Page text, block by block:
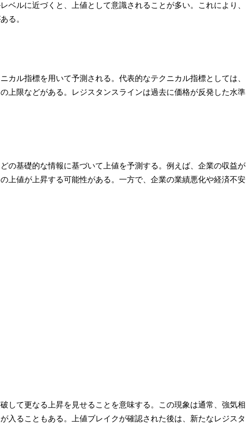
ベルに近づくと、上値として意識されることが多い。これにより、
る。
カル指標を用いて予測される。代表的なテクニカル指標としては、
上限などがある。レジスタンスラインは過去に価格が反発した水準
の基礎的な情報に基づいて上値を予測する。例えば、企業の収益が
上値が上昇する可能性がある。一方で、企業の業績悪化や経済不安
して更なる上昇を見せることを意味する。この現象は通常、強気相
入ることもある。上値ブレイクが確認された後は、新たなレジスタ